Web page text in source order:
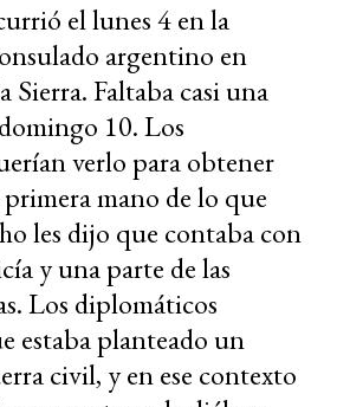
el lunes 4 en la
argentino en
Sierra. Faltaba casi una
10. Los
verlo para obtener
mano de lo que
les dijo que contaba con
y una parte de las
Los diplomáticos
estaba planteado un
civil, y en ese contexto